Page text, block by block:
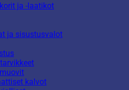
ja -laatikot
ja sisustusvalot
kalvot